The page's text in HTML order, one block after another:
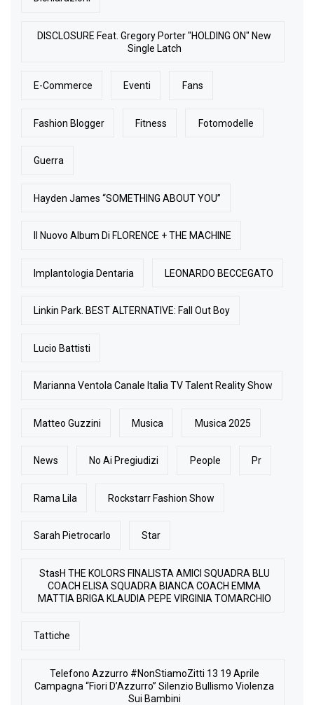
DISCLOSURE Feat. Gregory Porter "HOLDING ON" New
Single Latch
E-Commerce Eventi Fans
Fashion Blogger Fitness Fotomodelle
Guerra
Hayden James “SOMETHING ABOUT YOU”
Il Nuovo Album Di FLORENCE + THE MACHINE
Implantologia Dentaria LEONARDO BECCEGATO
Linkin Park. BEST ALTERNATIVE: Fall Out Boy
Lucio Battisti
Marianna Ventola Canale Italia TV Talent Reality Show
Matteo Guzzini Musica Musica 2025
News No Ai Pregiudizi People Pr
Rama Lila Rockstarr Fashion Show
Sarah Pietrocarlo Star
StasH THE KOLORS FINALISTA AMICI SQUADRA BLU
COACH ELISA SQUADRA BIANCA COACH EMMA
MATTIA BRIGA KLAUDIA PEPE VIRGINIA TOMARCHIO
Tattiche
Telefono Azzurro #NonStiamoZitti 13 19 Aprile
Campagna “Fiori D’Azzurro” Silenzio Bullismo Violenza
Sui Bambini